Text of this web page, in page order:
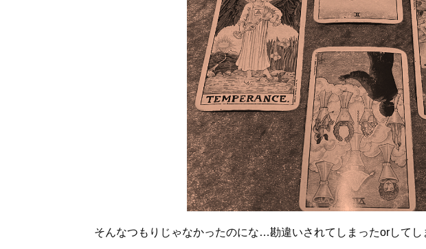
そんなつもりじゃなかったのにな…勘違いされてしまったorして